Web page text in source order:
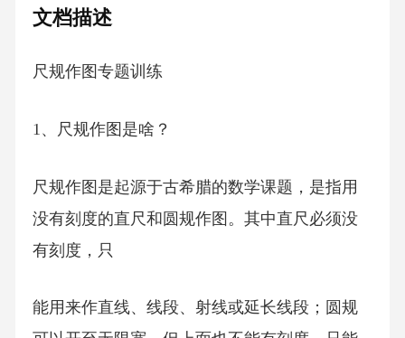
文档描述
尺规作图专题训练
1、尺规作图是啥？
尺规作图是起源于古希腊的数学课题，是指用
没有刻度的直尺和圆规作图。其中直尺必须没
有刻度，只
能用来作直线、线段、射线或延长线段；圆规